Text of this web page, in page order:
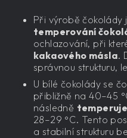
Při výrobě čokolády
temperování
ochlazování, při
kakaového másla.
správnou strukturu,
U bílé čokolády se
přibližně na 40–45
následně
28–29 °C. Tento
a stabilní strukturu